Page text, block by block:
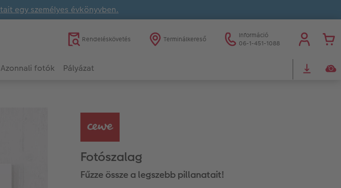
egy személyes évkönyvben.
Rendeléskövetés Terminálkereső
Információ
06-1-451-1088
Azonnali fotók Pályázat
Fotószalag
Fűzze össze a legszebb pillanatait!